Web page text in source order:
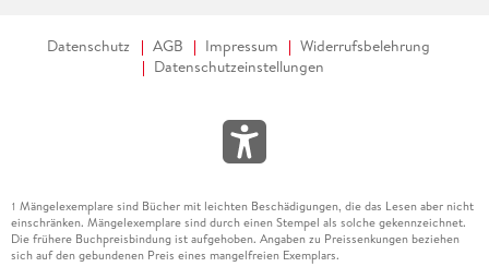
Datenschutz AGB Impressum
Widerrufsbelehrung
Datenschutzeinstellungen
1 Mängelexemplare sind Bücher mit leichten Beschädigungen, die das Lesen aber nicht
einschränken. Mängelexemplare sind durch einen Stempel als solche gekennzeichnet.
Die frühere Buchpreisbindung ist aufgehoben. Angaben zu Preissenkungen beziehen
sich auf den gebundenen Preis eines mangelfreien Exemplars.